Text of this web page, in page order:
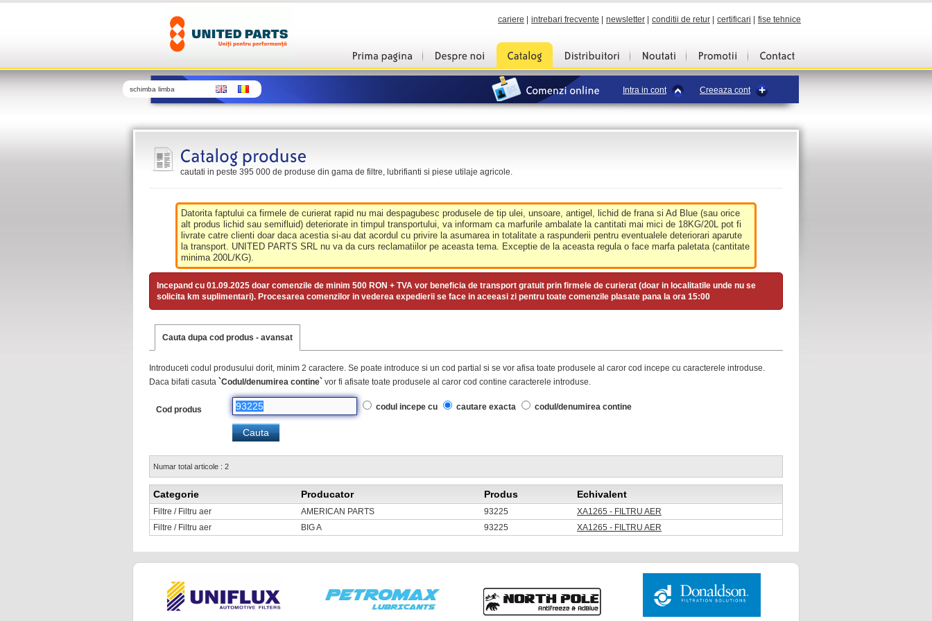
cariere intrebari frecvente newsletter conditii de retur certificari fise tehnice
schimba limba Intra in cont Creeaza cont
cautati in peste 395 000 de produse din gama de filtre, lubrifianti si piese utilaje agricole.
Datorita faptului ca firmele de curierat rapid nu mai despagubesc produsele de tip ulei, unsoare, antigel, lichid de frana si Ad Blue (sau orice
alt produs lichid sau semifluid) deteriorate in timpul transportului, va informam ca marfurile ambalate la cantitati mai mici de 18KG/20L pot fi
livrate catre clienti doar daca acestia si-au dat acordul cu privire la asumarea in totalitate a raspunderii pentru eventualele deteriorari aparute
la transport. UNITED PARTS SRL nu va da curs reclamatiilor pe aceasta tema. Exceptie de la aceasta regula o face marfa paletata (cantitate
minima 200L/KG).
Incepand cu 01.09.2025 doar comenzile de minim 500 RON + TVA vor beneficia de transport gratuit prin firmele de curierat (doar in localitatile unde nu se
solicita km suplimentari). Procesarea comenzilor in vederea expedierii se face in aceeasi zi pentru toate comenzile plasate pana la ora 15:00
Cauta dupa cod produs - avansat
Introduceti codul produsului dorit, minim 2 caractere. Se poate introduce si un cod partial si se vor afisa toate produsele al caror cod incepe cu caracterele introduse.
Daca bifati casuta `Codul/denumirea contine` vor fi afisate toate produsele al caror cod contine caracterele introduse.
Cod produs codul incepe cu cautare exacta codul/denumirea contine
Numar total articole : 2
Categorie Producator Produs Echivalent
Filtre / Filtru aer AMERICAN PARTS 93225
XA1265 - FILTRU AER
Filtre / Filtru aer
BIG A 93225 XA1265 - FILTRU AER